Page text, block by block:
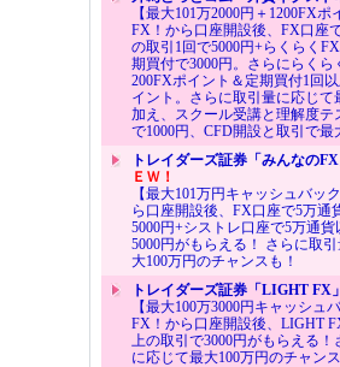
【最大101万2000円＋1200FXポ
FX！から口座開設後、FX口座
の取引1回で5000円+らくらく
期買付で3000円。さらにらくら
200FXポイント＆定期買付1回
イント。さらに取引量に応じて
加え、スクール受講と理解度テ
で1000円、CFD開設と取引で最
トレイダーズ証券「みんなのFX
ＥＷ！
【最大101万円キャッシュバッ
ら口座開設後、FX口座で5万通
5000円+シストレ口座で5万通
5000円がもらえる！ さらに取
大100万円のチャンスも！
トレイダーズ証券「LIGHT FX」
【最大100万3000円キャッシュ
FX！から口座開設後、LIGHT
上の取引で3000円がもらえる！
に応じて最大100万円のチャンス